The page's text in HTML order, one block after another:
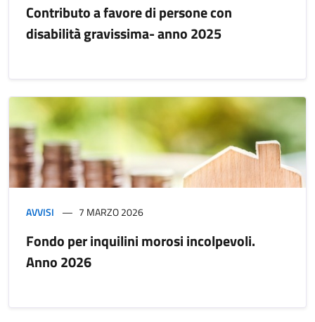
Contributo a favore di persone con
disabilità gravissima- anno 2025
AVVISI 7 MARZO 2026
Fondo per inquilini morosi incolpevoli.
Anno 2026